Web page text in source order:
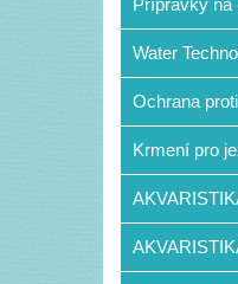
Přípravky na
Water
Ochrana
Krmení pro